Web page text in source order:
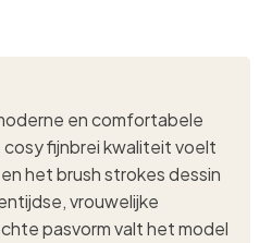
en comfortabele
fijnbrei kwaliteit voelt
het brush strokes dessin
vrouwelijke
pasvorm valt het model